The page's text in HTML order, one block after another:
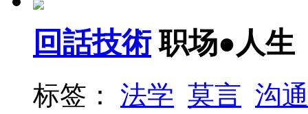
回話技術 职场●人生
标签： 法学 莫言 沟通